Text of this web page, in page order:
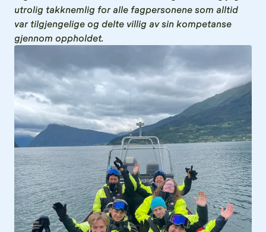
utrolig takknemlig for alle fagpersonene som alltid
var tilgjengelige og delte villig av sin kompetanse
gjennom oppholdet.